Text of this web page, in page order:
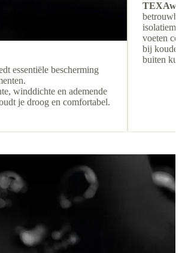
essentiële bescherming
winddichte en ademende
je droog en comfortabel.
voeten
bij koude
buiten